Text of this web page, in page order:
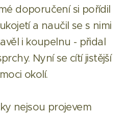
doporučení si pořídil
a naučil se s nimi
i koupelnu - přidal
Nyní se cítí jistější
okolí.
nejsou projevem